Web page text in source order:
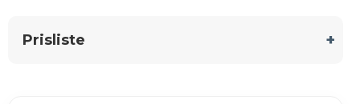
Prisliste